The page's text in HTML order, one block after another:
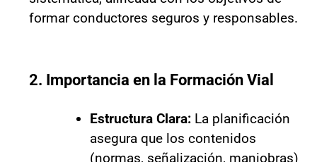
formar conductores seguros y responsables.
2. Importancia en la Formación Vial
Estructura Clara:La planificación
asegura que los contenidos
(normas, señalización, maniobras)